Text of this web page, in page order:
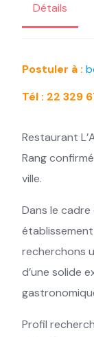
Détails
Postuler à :
Tél : 22 329
Restaurant
Rang
ville.
Dans le
recherchons
d’une solide
Profil